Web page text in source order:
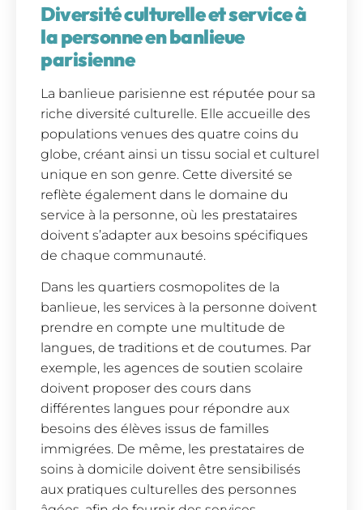
Diversité culturelle et service à
la personne en banlieue
parisienne
La banlieue parisienne est réputée pour sa
riche diversité culturelle. Elle accueille des
populations venues des quatre coins du
globe, créant ainsi un tissu social et culturel
unique en son genre. Cette diversité se
reflète également dans le domaine du
service à la personne, où les prestataires
doivent s’adapter aux besoins spécifiques
de chaque communauté.
Dans les quartiers cosmopolites de la
banlieue, les services à la personne doivent
prendre en compte une multitude de
langues, de traditions et de coutumes. Par
exemple, les agences de soutien scolaire
doivent proposer des cours dans
différentes langues pour répondre aux
besoins des élèves issus de familles
immigrées. De même, les prestataires de
soins à domicile doivent être sensibilisés
aux pratiques culturelles des personnes